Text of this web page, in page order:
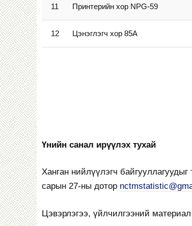
11 Принтерийн хор NPG-59
12 Цэнэглэгч хор 85А
Үнийн санал ирүүлэх тухай
Ханган нийлүүлэгч
сарын 27-ны дотор
Цэвэрлэгээ, үйлчилгээний материал